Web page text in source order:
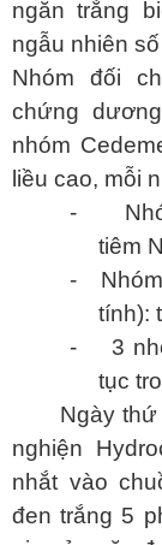
ngăn trắng
ngẫu nhiên
Nhóm đối
chứng
nhóm
liều cao, mỗi
-
tiêm
-
tính):
-
3
tục
Ngày
nghiện
nhắt vào
đen trắng 5